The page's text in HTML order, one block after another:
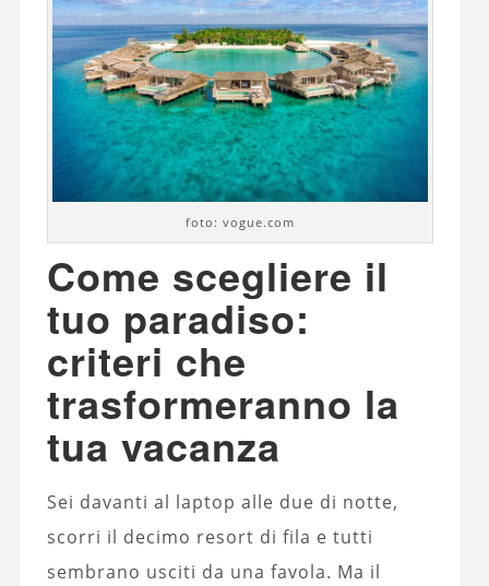
foto: vogue.com
Come scegliere il
tuo paradiso:
criteri che
trasformeranno la
tua vacanza
Sei davanti al laptop alle due di notte,
scorri il decimo resort di fila e tutti
sembrano usciti da una favola. Ma il